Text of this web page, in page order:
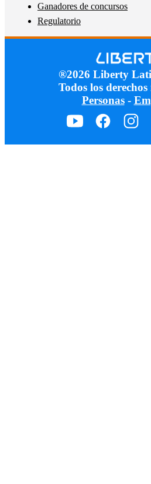
Ganadores de concursos
Regulatorio
®2026 Liberty
Todos los derechos
Personas-